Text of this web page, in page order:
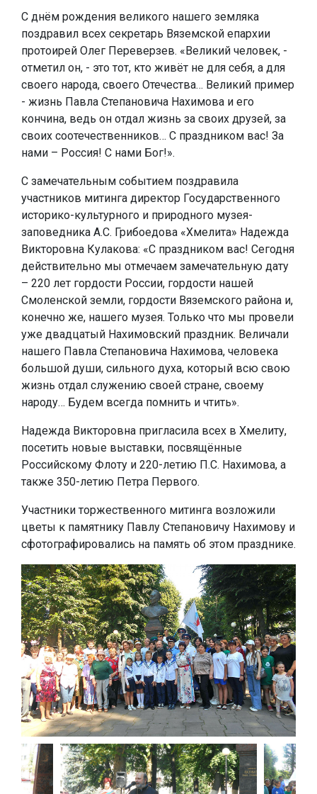
С днём рождения великого нашего земляка
поздравил всех секретарь Вяземской епархии
протоирей Олег Переверзев. «Великий человек, -
отметил он, - это тот, кто живёт не для себя, а для
своего народа, своего Отечества… Великий пример
- жизнь Павла Степановича Нахимова и его
кончина, ведь он отдал жизнь за своих друзей, за
своих соотечественников… С праздником вас! За
нами – Россия! С нами Бог!».
С замечательным событием поздравила
участников митинга директор Государственного
историко-культурного и природного музея-
заповедника А.С. Грибоедова «Хмелита» Надежда
Викторовна Кулакова: «С праздником вас! Сегодня
действительно мы отмечаем замечательную дату
– 220 лет гордости России, гордости нашей
Смоленской земли, гордости Вяземского района и,
конечно же, нашего музея. Только что мы провели
уже двадцатый Нахимовский праздник. Величали
нашего Павла Степановича Нахимова, человека
большой души, сильного духа, который всю свою
жизнь отдал служению своей стране, своему
народу… Будем всегда помнить и чтить».
Надежда Викторовна пригласила всех в Хмелиту,
посетить новые выставки, посвящённые
Российскому Флоту и 220-летию П.С. Нахимова, а
также 350-летию Петра Первого.
Участники торжественного митинга возложили
цветы к памятнику Павлу Степановичу Нахимову и
сфотографировались на память об этом празднике.